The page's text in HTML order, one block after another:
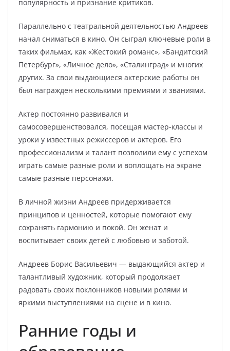
популярность и признание критиков.
Параллельно с театральной деятельностью Андреев
начал сниматься в кино. Он сыграл ключевые роли в
таких фильмах, как «Жестокий романс», «Бандитский
Петербург», «Личное дело», «Сталинград» и многих
других. За свои выдающиеся актерские работы он
был награжден несколькими премиями и званиями.
Актер постоянно развивался и
самосовершенствовался, посещая мастер-классы и
уроки у известных режиссеров и актеров. Его
профессионализм и талант позволили ему с успехом
играть самые разные роли и воплощать на экране
самые разные персонажи.
В личной жизни Андреев придерживается
принципов и ценностей, которые помогают ему
сохранять гармонию и покой. Он женат и
воспитывает своих детей с любовью и заботой.
Андреев Борис Васильевич — выдающийся актер и
талантливый художник, который продолжает
радовать своих поклонников новыми ролями и
яркими выступлениями на сцене и в кино.
Ранние годы и